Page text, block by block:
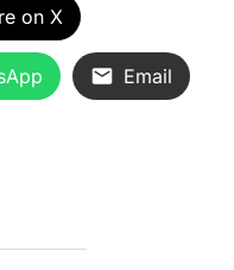
on X
Email